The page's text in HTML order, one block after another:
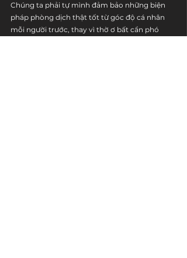
Chúng ta phải tự mình đảm bảo những biện
pháp phòng dịch thật tốt từ góc độ cá nhân
mỗi người trước, thay vì thờ ơ bất cẩn phó